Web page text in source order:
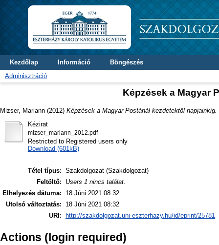
Kezdőlap Információ
Böngészés
Adminisztráció
Képzések a Magyar
Mizser, Mariann (2012) Képzések a Magyar Postánál kezdetektől napjainkig.
Kézirat
mizser_mariann_2012.pdf
Restricted to Registered users only
Download (601kB)
Tétel típus: Szakdolgozat (Szakdolgozat)
Feltöltő:
Users 1 nincs találat.
Elhelyezés dátuma:
18 Júni 2021 08:32
Utolsó változtatás:
18 Júni 2021 08:32
URI:
http://szakdolgozat.uni-eszterhazy.hu/id/eprint/25781
Actions (login required)